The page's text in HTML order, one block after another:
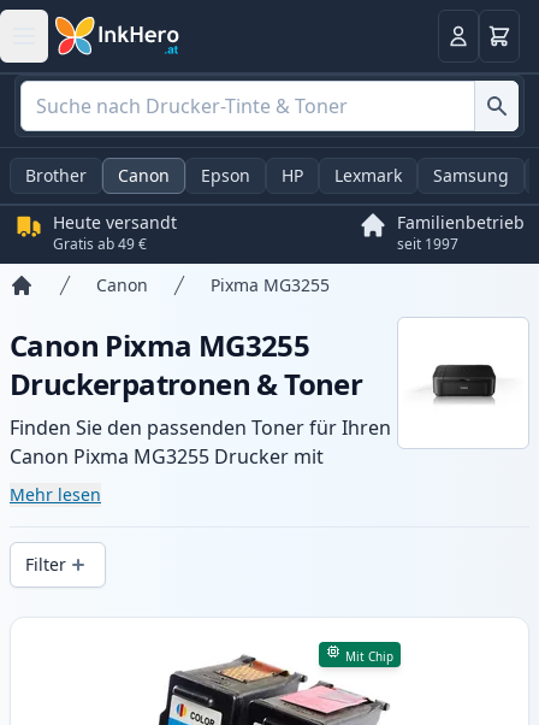
Anmelden
Brother Canon Epson HP Lexmark Samsung
Heute versandt
Gratis ab 49 €
Familienbetrieb
seit 1997
Canon Pixma MG3255
Canon Pixma MG3255
Druckerpatronen & Toner
Finden Sie den passenden Toner für Ihren
Canon Pixma MG3255 Drucker mit
unserer Auswahl an kompatiblen und XL-
gleichbleibender Druckqualität und
schnellem Versand aus lokalem Lager in .
Mehr lesen
Filter
Produkte
Mit Chip